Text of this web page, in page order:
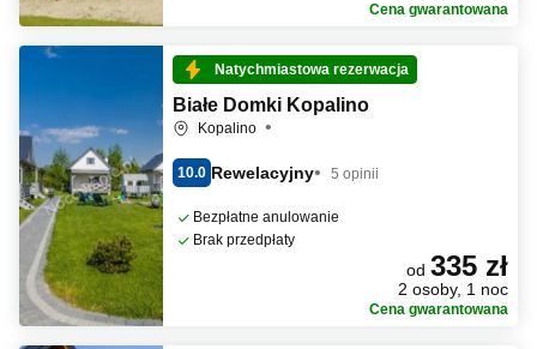
Cena gwarantowana
Natychmiastowa rezerwacja
Białe Domki Kopalino
Kopalino
10.0 Rewelacyjny 5 opinii
Bezpłatne anulowanie
Brak przedpłaty
od 335 zł
2 osoby, 1 noc
Cena gwarantowana